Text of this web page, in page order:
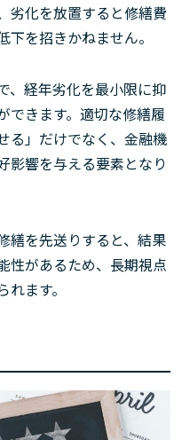
劣化を放置すると修繕費
を招きかねません。
、経年劣化を最小限に抑
できます。適切な修繕履
る」だけでなく、金融機
影響を与える要素となり
繕を先送りすると、結果
性があるため、長期視点
ます。